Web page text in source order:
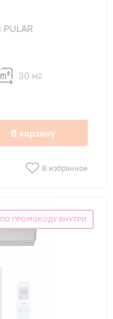
PULAR
30 м2
В корзину
В избранное
ПРОМОКОДУ ВНУТРИ